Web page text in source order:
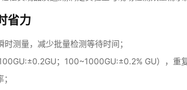
省力
时测量，减少批量检测等待时间；
；100~1000GU:±0.2% GU），重